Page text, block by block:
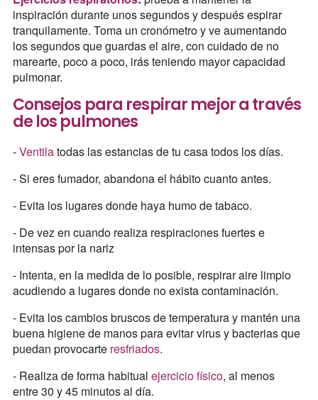
inspiración durante unos segundos y después espirar
tranquilamente. Toma un cronómetro y ve aumentando
los segundos que guardas el aire, con cuidado de no
marearte, poco a poco, irás teniendo mayor capacidad
pulmonar.
Consejos para respirar mejor a través
de los pulmones
-Ventilatodas las estancias de tu casa todos los días.
- Si eres fumador, abandona el hábito cuanto antes.
- Evita los lugares donde haya humo de tabaco.
- De vez en cuando realiza respiraciones fuertes e
intensas por la nariz
- Intenta, en la medida de lo posible, respirar aire limpio
acudiendo a lugares donde no exista contaminación.
- Evita los cambios bruscos de temperatura y mantén una
buena higiene de manos para evitar virus y bacterias que
puedan provocarte resfriados.
- Realiza de forma habitual ejercicio físico, al menos
entre 30 y 45 minutos al día.